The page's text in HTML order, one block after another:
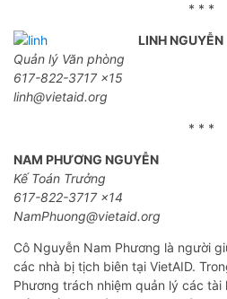
* * *
LINH NGUYỄN
Quản lý Văn phòng
617-822-3717 x15
linh@vietaid.org
* * *
NAM PHƯƠNG NGUYỄN
Kế Toán Trưởng
617-822-3717 x14
NamPhuong@vietaid.org
Cô Nguyễn Nam Phương là người
các nhà bị tịch biên tại VietAID.
Phương trách nhiệm quản lý các